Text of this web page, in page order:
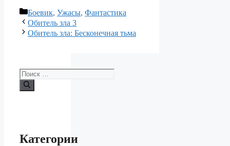
Рубрики
Боевик, Ужасы, Фантастика
Обитель зла 3
Обитель зла: Бесконечная тьма
Поиск:
Категории